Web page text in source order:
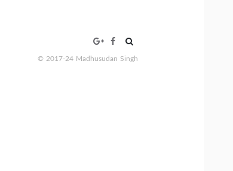
Search
© 2017-24 Madhusudan Singh